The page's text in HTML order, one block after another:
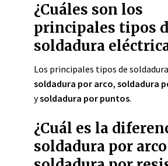
¿Cuáles son los
principales tipos
soldadura
Los principales tipos de
soldadura por arco, soldadura
ysoldadura por puntos.
¿Cuál es la
soldadura por